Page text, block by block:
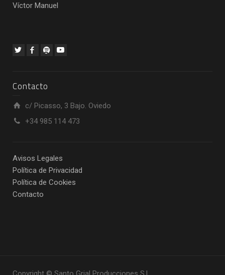
Víctor Manuel
Contacto
c/ Picasso, 3 Bajo. Oviedo
+34 985 114 473
Avisos Legales
Política de Privacidad
Política de Cookies
Contacto